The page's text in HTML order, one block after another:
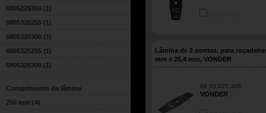
6805225350 (1)
6805320255 (1)
6805320300 (1)
6805325255 (1)
6805325300 (1)
Comprimento da lâmina
255 mm (4)
Lâmina de 2 pontas, para
mm x 25,4 mm, VONDER
68.05.025.305
VONDER